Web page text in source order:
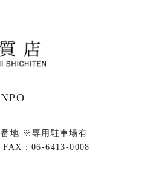
地 ※専用駐車場有
：06-6413-0008